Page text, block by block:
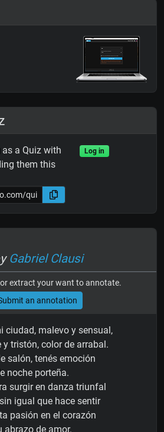
a Quiz with
them this
Log in
Gabriel Clausi
extract your want to annotate.
an annotation
ciudad, malevo y sensual,
y tristón, color de arrabal.
salón, tenés emoción
noche porteña.
surgir en danza triunfal
igual que hace sentir
pasión en el corazón
abrazo de amor.